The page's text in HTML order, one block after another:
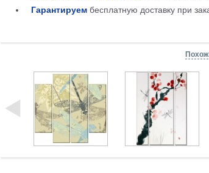
Гарантируембесплатную доставку при